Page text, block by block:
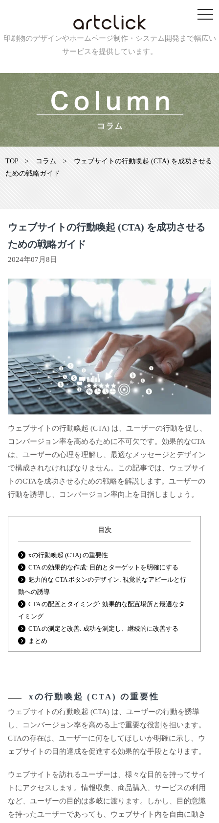
印刷物のデザインやホームページ制作・システム開発まで幅広い
サービスを提供しています。
TOP > コラム >
ウェブサイトの行動喚起 (CTA) を成功させる
ための戦略ガイド
ウェブサイトの行動喚起 (CTA) を成功させる
ための戦略ガイド
2024年07月8日
ウェブサイトの行動喚起 (CTA) は、ユーザーの行動を促し、
コンバージョン率を高めるために不可欠です。効果的なCTA
は、ユーザーの心理を理解し、最適なメッセージとデザイン
で構成されなければなりません。この記事では、ウェブサイ
トのCTAを成功させるための戦略を解説します。ユーザーの
行動を誘導し、コンバージョン率向上を目指しましょう。
目次
xの行動喚起 (CTA) の重要性
CTA の効果的な作成: 目的とターゲットを明確にする
魅力的な CTA ボタンのデザイン: 視覚的なアピールと行
動への誘導
CTA の配置とタイミング: 効果的な配置場所と最適なタ
イミング
CTA の測定と改善: 成功を測定し、継続的に改善する
まとめ
xの行動喚起 (CTA) の重要性
ウェブサイトの行動喚起 (CTA) は、ユーザーの行動を誘導
し、コンバージョン率を高める上で重要な役割を担います。
CTAの存在は、ユーザーに何をしてほしいか明確に示し、ウ
ェブサイトの目的達成を促進する効果的な手段となります。
ウェブサイトを訪れるユーザーは、様々な目的を持ってサイ
トにアクセスします。情報収集、商品購入、サービスの利用
など、ユーザーの目的は多岐に渡ります。しかし、目的意識
を持ったユーザーであっても、ウェブサイト内を自由に動き